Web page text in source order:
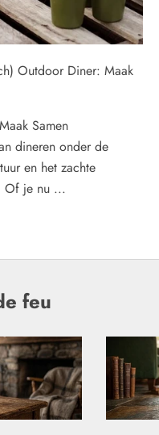
Outdoor Diner: Maak
Samen
dineren onder de
en het zachte
Of je nu ...
feu